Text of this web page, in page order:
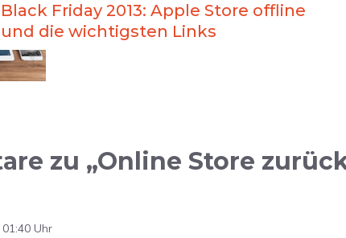
Black Friday 2013: Apple Store offline
und die wichtigsten Links
zu „Online Store
Uhr